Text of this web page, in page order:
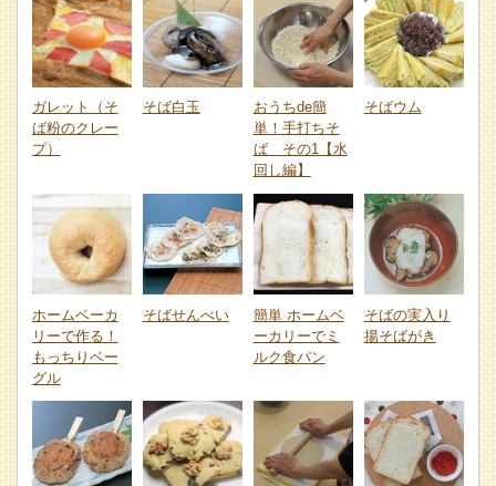
ガレット（そ
ば粉のクレー
プ）
そば白玉
おうちde簡
単！手打ちそ
ば その1【水
回し編】
そばウム
ホームベーカ
リーで作る！
もっちりベー
グル
そばせんべい
簡単 ホームベ
ーカリーでミ
ルク食パン
そばの実入り
揚そばがき